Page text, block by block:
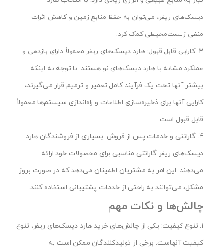
دیسک‌های ریفر، می‌توان به حفظ منابع زمین و کاهش اثرات
منفی زیست‌محیطی کمک کرد.
3. کارایی قابل قبول: هارد دیسک‌های ریفر معمولاً دارای بازدهی و
عملکرد مشابه با هارد دیسک‌های نو هستند. با توجه به اینکه
بیشتر آنها تحت یک فرآیند کامل تعمیر و ترمیم قرار می‌گیرند،
کارایی آنها برای ذخیره‌سازی اطلاعات و راه‌اندازی سیستم‌ها معمولاً
قابل قبول است.
4. گارانتی و خدمات پس از فروش: بسیاری از فروشندگان هارد
دیسک‌های ریفر گارانتی مناسبی برای محصولات خود ارائه
می‌دهند. این امر به مشتریان اطمینان می‌دهد که در صورت بروز
مشکل، می‌توانند به راحتی از خدمات پشتیبانی استفاده کنند.
چالش‌ها و نکات مهم
1. تنوع کیفیت: یکی از چالش‌های خرید هارد دیسک‌های ریفر، تنوع
کیفیت آنهاست. برخی از تولیدکنندگان ممکن است به